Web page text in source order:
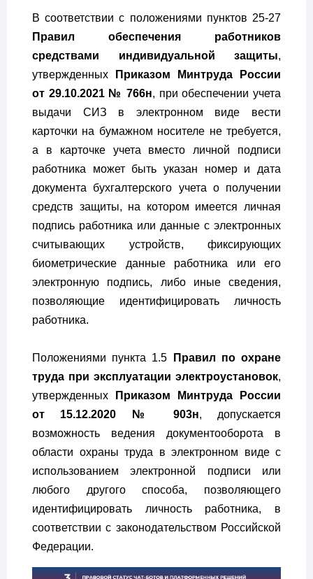
В соответствии с положениями пунктов 25-27
Правил обеспечения работников
средствами индивидуальной защиты,
утвержденных
Приказом Минтруда России
от 29.10.2021 № 766н, при обеспечении учета
выдачи СИЗ в электронном виде вести
карточки на бумажном носителе не требуется,
а в карточке учета вместо личной подписи
работника может быть указан номер и дата
документа бухгалтерского учета о получении
средств защиты, на котором имеется личная
подпись работника или данные с электронных
считывающих устройств, фиксирующих
биометрические данные работника или его
электронную подпись, либо иные сведения,
позволяющие идентифицировать личность
работника.
Положениями пункта 1.5
Правил по охране
труда при эксплуатации электроустановок,
утвержденных
Приказом Минтруда России
от 15.12.2020 № 903н, допускается
возможность ведения документооборота в
области охраны труда в электронном виде с
использованием электронной подписи или
любого другого способа, позволяющего
идентифицировать личность работника, в
соответствии с законодательством Российской
Федерации.